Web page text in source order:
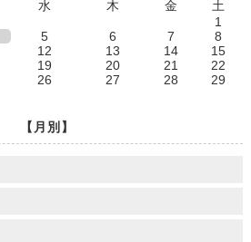
水 木 金
土
1
5 6 7
8
12 13 14
15
19 20 21
22
26 27 28
29
【月別】